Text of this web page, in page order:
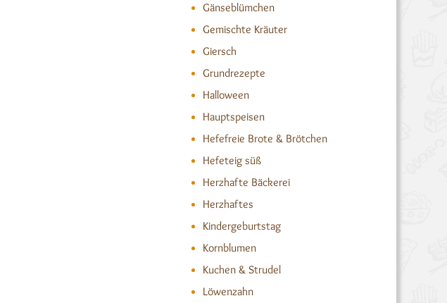
Gänseblümchen
Gemischte Kräuter
Giersch
Grundrezepte
Halloween
Hauptspeisen
Hefefreie Brote & Brötchen
Hefeteig süß
Herzhafte Bäckerei
Herzhaftes
Kindergeburtstag
Kornblumen
Kuchen & Strudel
Löwenzahn